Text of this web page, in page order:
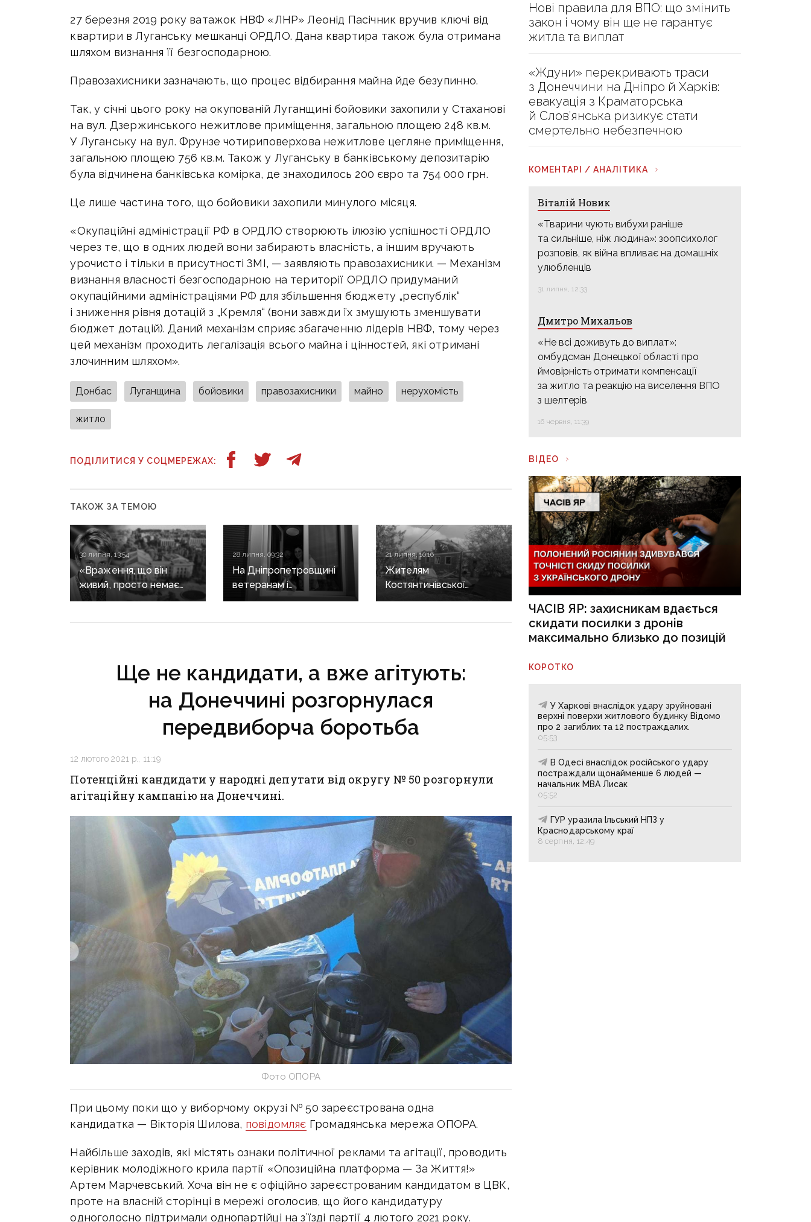
27 березня 2019 року ватажок НВФ «ЛНР» Леонід Пасічник вручив ключі від
квартири в Луганську мешканці ОРДЛО. Дана квартира також була отримана
шляхом визнання її безгосподарною.
Правозахисники зазначають, що процес відбирання майна йде безупинно.
Так, у січні цього року на окупованій Луганщині бойовики захопили у Стаханові
на вул. Дзержинського нежитлове приміщення, загальною площею 248 кв.м.
У Луганську на вул. Фрунзе чотириповерхова нежитлове цегляне приміщення,
загальною площею 756 кв.м. Також у Луганську в банківському депозитарію
була відчинена банківська комірка, де знаходилось 200 євро та 754 000 грн.
Це лише частина того, що бойовики захопили минулого місяця.
«Окупаційні адміністрації РФ в ОРДЛО створюють ілюзію успішності ОРДЛО
через те, що в одних людей вони забирають власність, а іншим вручають
урочисто і тільки в присутності ЗМІ, — заявляють правозахисники. — Механізм
визнання власності безгосподарною на території ОРДЛО придуманий
окупаційними адміністраціями РФ для збільшення бюджету „республік“
і зниження рівня дотацій з „Кремля“ (вони завжди їх змушують зменшувати
бюджет дотацій). Даний механізм сприяє збагаченню лідерів НВФ, тому через
цей механізм проходить легалізація всього майна і цінностей, які отримані
злочинним шляхом».
Донбас Луганщина бойовики правозахисники майно нерухомість
житло
ПОДІЛИТИСЯ У СОЦМЕРЕЖАХ:
ТАКОЖ ЗА ТЕМОЮ
30 липня, 13:54
«Враження, що він
живий, просто немає
можливості приїхати»:
28 липня, 09:32
На Дніпропетровщині
ветеранам і
переселенцям планують
21 липня, 10:16
Жителям
Костянтинівської
громади призупинили
Ще не кандидати, а вже агітують:
на Донеччині розгорнулася
передвиборча боротьба
12 лютого 2021 р., 11:19
Потенційні кандидати у народні депутати від округу № 50 розгорнули
агітаційну кампанію на Донеччині.
Фото ОПОРА
При цьому поки що у виборчому окрузі № 50 зареєстрована одна
кандидатка — Вікторія Шилова, повідомляє Громадянська мережа ОПОРА.
Найбільше заходів, які містять ознаки політичної реклами та агітації, проводить
керівник молодіжного крила партії «Опозиційна платформа — За Життя!»
Артем Марчевський. Хоча він не є офіційно зареєстрованим кандидатом в ЦВК,
проте на власній сторінці в мережі оголосив, що його кандидатуру
одноголосно підтримали однопартійці на з’їзді партії 4 лютого 2021 року.
Нові правила для ВПО: що змінить
закон і чому він ще не гарантує
житла та виплат
«Ждуни» перекривають траси
з Донеччини на Дніпро й Харків:
евакуація з Краматорська
й Слов’янська ризикує стати
смертельно небезпечною
КОМЕНТАРІ / АНАЛІТИКА
Віталій Новик
«Тварини чують вибухи раніше
та сильніше, ніж людина»: зоопсихолог
розповів, як війна впливає на домашніх
улюбленців
31 липня, 12:33
Дмитро Михальов
«Не всі доживуть до виплат»:
омбудсман Донецької області про
ймовірність отримати компенсації
за житло та реакцію на виселення ВПО
з шелтерів
16 червня, 11:39
ВІДЕО
ЧАСІВ ЯР: захисникам вдається
скидати посилки з дронів
максимально близько до позицій
КОРОТКО
У Харкові внаслідок удару зруйновані
верхні поверхи житлового будинку Відомо
про 2 загиблих та 12 постраждалих.
05:53
В Одесі внаслідок російського удару
постраждали щонайменше 6 людей —
начальник МВА Лисак
05:52
ГУР уразила Ільський НПЗ у
Краснодарському краї
8 серпня, 12:49